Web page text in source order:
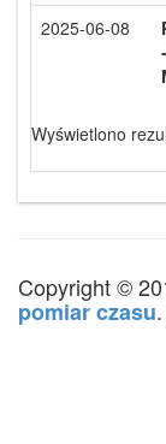
2025-06-08
Wyświetlono
Copyright ©
pomiar czasu